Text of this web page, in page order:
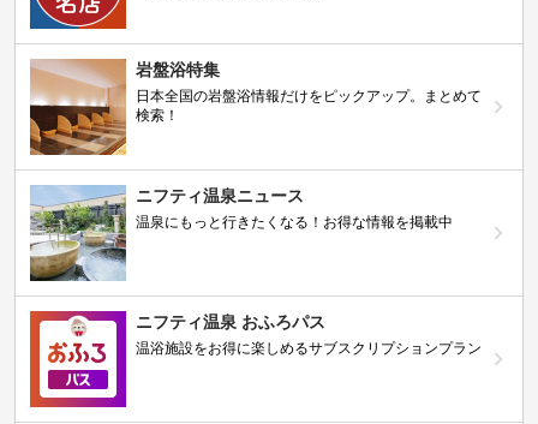
岩盤浴特集
日本全国の岩盤浴情報だけをピックアップ。まとめて
検索！
ニフティ温泉ニュース
温泉にもっと行きたくなる！お得な情報を掲載中
ニフティ温泉 おふろパス
温浴施設をお得に楽しめるサブスクリプションプラン